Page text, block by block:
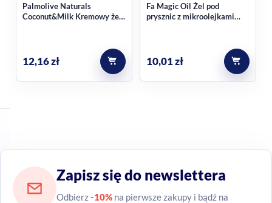
Palmolive Naturals
Coconut&Milk Kremowy żel
12,16zł
Fa Magic Oil Żel pod
prysznic z mikroolejkami
10,01zł
Zapisz się do newslettera
Odbierz-10% na pierwsze zakupy i bądź na